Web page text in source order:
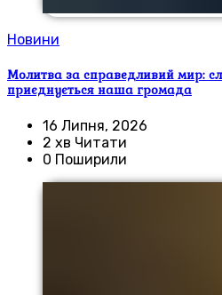
Новини
Молитва за справедливий мир:
приєднується наша громада
16 Липня, 2026
2 хв Читати
0 Поширили